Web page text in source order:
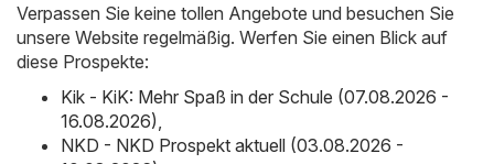
Verpassen Sie keine tollen Angebote und besuchen Sie
unsere Website regelmäßig. Werfen Sie einen Blick auf
diese Prospekte:
Kik - KiK: Mehr Spaß in der Schule (07.08.2026 -
16.08.2026)
NKD - NKD Prospekt aktuell (03.08.2026 -